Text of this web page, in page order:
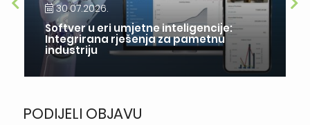
30.07.2026.
Softver u eri umjetne inteligencije:
Integrirana rješenja za pametnu
industriju
PODIJELI OBJAVU